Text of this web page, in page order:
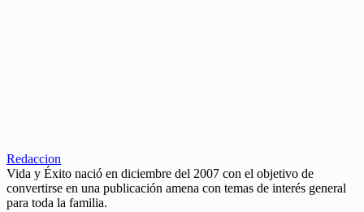
Redaccion
Vida y Éxito nació en diciembre del 2007 con el objetivo de
convertirse en una publicación amena con temas de interés general
para toda la familia.